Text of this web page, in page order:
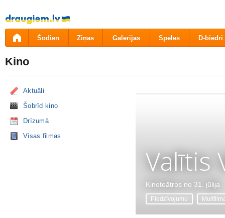
Pāriet
uz
saturu
Šodien Ziņas Galerijas Spēles D-biedri
Kino
Aktuāli
Šobrīd kino
Drīzumā
Visas filmas
Valītis
Kinoteātros no 31. jūlija
Piedzīvojumu